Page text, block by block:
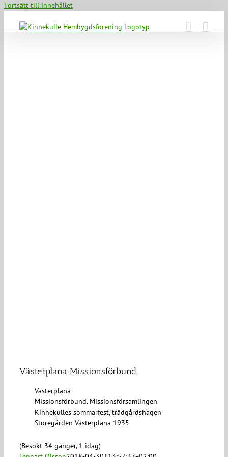
Fortsätt till innehållet
Västerplana Missionsförbund
Västerplana
Missionsförbund. Missionsförsamlingen
Kinnekulles sommarfest, trädgårdshagen
Storegården Västerplana 1935
(Besökt 34 gånger, 1 idag)